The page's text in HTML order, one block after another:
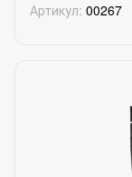
Артикул: 00267